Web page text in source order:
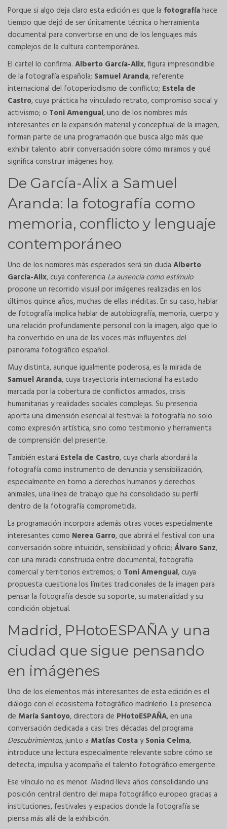
Porque si algo deja claro esta edición es que la fotografíahace
tiempo que dejó de ser únicamente técnica o herramienta
documental para convertirse en uno de los lenguajes más
complejos de la cultura contemporánea.
El cartel lo confirma. Alberto García-Alix, figura imprescindible
de la fotografía española; Samuel Aranda, referente
internacional del fotoperiodismo de conflicto; Estela de
Castro, cuya práctica ha vinculado retrato, compromiso social y
activismo; o Toni Amengual, uno de los nombres más
interesantes en la expansión material y conceptual de la imagen,
forman parte de una programación que busca algo más que
exhibir talento: abrir conversación sobre cómo miramos y qué
significa construir imágenes hoy.
De García-Alix a Samuel
Aranda: la fotografía como
memoria, conflicto y lenguaje
contemporáneo
Uno de los nombres más esperados será sin duda Alberto
García-Alix, cuya conferencia La ausencia como estímulo
propone un recorrido visual por imágenes realizadas en los
últimos quince años, muchas de ellas inéditas. En su caso, hablar
de fotografía implica hablar de autobiografía, memoria, cuerpo y
una relación profundamente personal con la imagen, algo que lo
ha convertido en una de las voces más influyentes del
panorama fotográfico español.
Muy distinta, aunque igualmente poderosa, es la mirada de
Samuel Aranda, cuya trayectoria internacional ha estado
marcada por la cobertura de conflictos armados, crisis
humanitarias y realidades sociales complejas. Su presencia
aporta una dimensión esencial al festival: la fotografía no solo
como expresión artística, sino como testimonio y herramienta
de comprensión del presente.
También estará Estela de Castro, cuya charla abordará la
fotografía como instrumento de denuncia y sensibilización,
especialmente en torno a derechos humanos y derechos
animales, una línea de trabajo que ha consolidado su perfil
dentro de la fotografía comprometida.
La programación incorpora además otras voces especialmente
interesantes como Nerea Garro, que abrirá el festival con una
conversación sobre intuición, sensibilidad y oficio; Álvaro Sanz,
con una mirada construida entre documental, fotografía
comercial y territorios extremos; o Toni Amengual, cuya
propuesta cuestiona los límites tradicionales de la imagen para
pensar la fotografía desde su soporte, su materialidad y su
condición objetual.
Madrid, PHotoESPAÑA y una
ciudad que sigue pensando
en imágenes
Uno de los elementos más interesantes de esta edición es el
diálogo con el ecosistema fotográfico madrileño. La presencia
de María Santoyo, directora de PHotoESPAÑA, en una
conversación dedicada a casi tres décadas del programa
Descubrimientos, junto a Matías CostaySonia Celma,
introduce una lectura especialmente relevante sobre cómo se
detecta, impulsa y acompaña el talento fotográfico emergente.
Ese vínculo no es menor. Madrid lleva años consolidando una
posición central dentro del mapa fotográfico europeo gracias a
instituciones, festivales y espacios donde la fotografía se
piensa más allá de la exhibición.